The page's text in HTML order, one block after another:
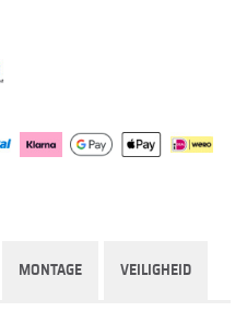
MONTAGE VEILIGHEID